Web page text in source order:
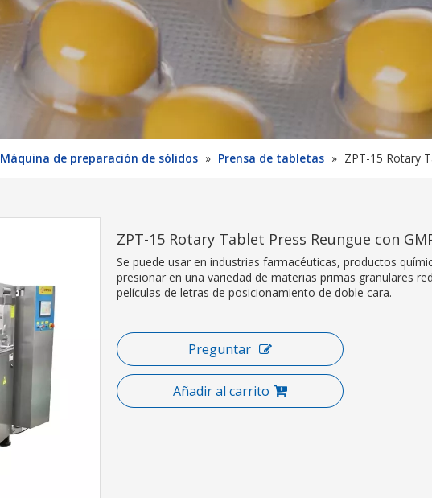
Máquina de preparación de sólidos » Prensa de tabletas » ZPT-15 Rotary
ZPT-15 Rotary Tablet Press Reungue con
Se puede usar en industrias farmacéuticas, productos
presionar en una variedad de materias primas granulares
películas de letras de posicionamiento de doble cara.
Preguntar
Añadir al carrito